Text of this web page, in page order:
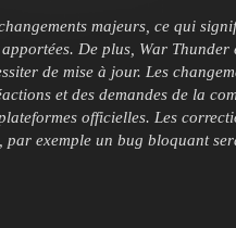
majeurs, ce qui
De plus, War Thunder
de mise à jour. Les
et des demandes de la
officielles. Les
exemple un bug bloquant